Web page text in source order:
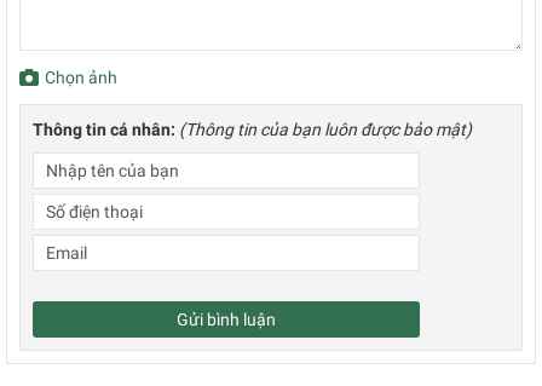
Chọn ảnh
Thông tin cá nhân: (Thông tin của bạn luôn được bảo mật)
Gửi bình luận